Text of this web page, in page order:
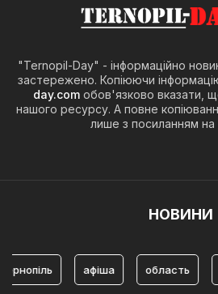
"Ternopil-Day" - інформаційно
застережено. Копіюючи
day.com обов'язково вказати,
нашого ресурсу. А повне
лише з посиланням на
НОВИНИ
афіша область